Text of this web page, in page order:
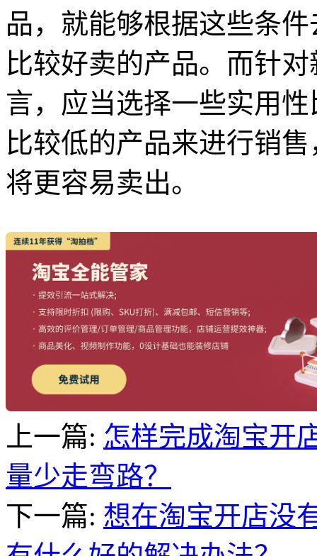
品，就能够根据这些条
比较好卖的产品。而针
言，应当选择一些实用
比较低的产品来进行销
将更容易卖出。
上一篇: 怎样完成淘宝开
量少走弯路？
下一篇: 想在淘宝开店没